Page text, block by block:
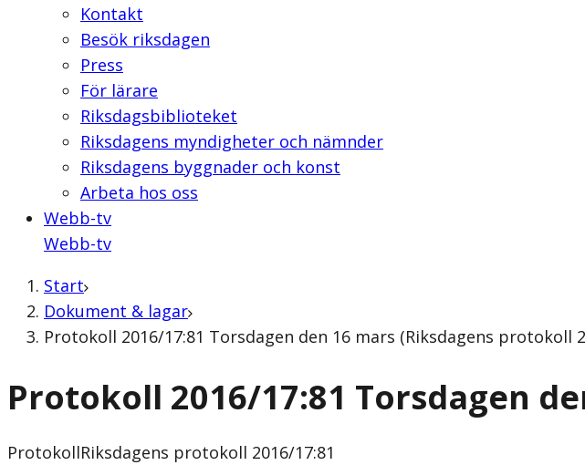
Kontakt
Besök riksdagen
Press
För lärare
Riksdagsbiblioteket
Riksdagens myndigheter och nämnder
Riksdagens byggnader och konst
Arbeta hos oss
Webb-tv
Webb-tv
Start
Dokument & lagar
Protokoll 2016/17:81 Torsdagen den 16 mars (Riksdagens protokoll
Protokoll 2016/17:81 Torsdagen
ProtokollRiksdagens protokoll 2016/17:81